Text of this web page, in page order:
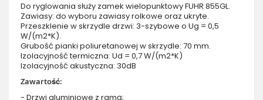
Do ryglowania służy zamek wielopunktowy FUHR 855GL.
Zawiasy: do wyboru zawiasy rolkowe oraz ukryte.
Przeszklenie w skrzydle drzwi: 3-szybowe o Ug = 0,5
W/(m2*K).
Grubość pianki poliuretanowej w skrzydle: 70 mm.
Izolacyjność termiczna: Ud = 0,7 W/(m2*K)
Izolacyjność akustyczna: 30dB
Zawartość:
- Drzwi aluminiowe z ramą;